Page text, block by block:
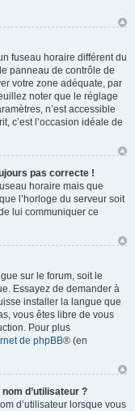
fuseau horaire différent du
panneau de contrôle de
votre zone adéquate, par
noter que le réglage
n’est accessible
c’est l’occasion idéale de
pas correcte !
horaire mais que
l’horloge du serveur soit
lui communiquer ce
sur le forum, soit le
Essayez de demander à
installer la langue que
vous êtes libre de vous
Pour plus
de phpBB® (en
d’utilisateur ?
d’utilisateur lorsque vous